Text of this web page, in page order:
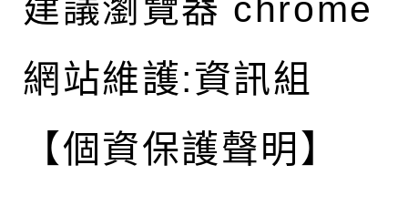
建議瀏覽器 chrome
網站維護:資訊組
【個資保護聲明】